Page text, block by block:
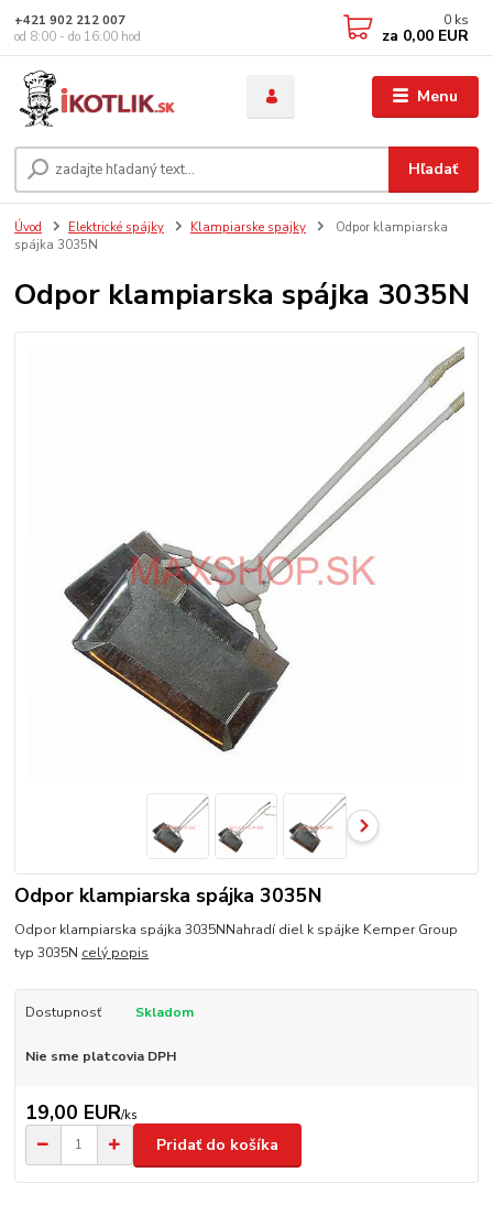
Menu
Hľadať
+421 902 212 007
od 8:00 - do 16:00 hod
0 ks
za 0,00 EUR
Úvod Elektrické spájky Klampiarske spajky
Odpor klampiarska
spájka 3035N
Odpor klampiarska spájka 3035N
Odpor klampiarska spájka 3035N
Odpor klampiarska spájka 3035NNahradí diel k spájke Kemper Group
typ 3035N celý popis
Dostupnosť Skladom
Nie sme platcovia DPH
19,00 EUR/ks
Pridať do košíka